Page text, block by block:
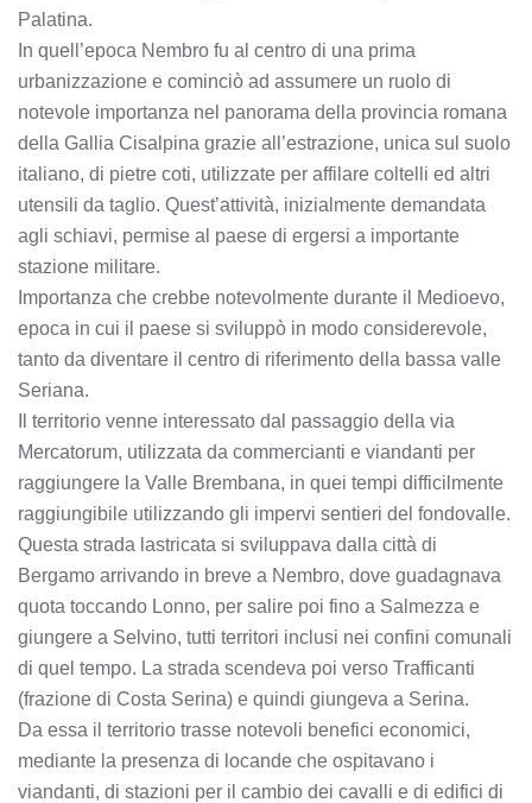
Palatina.
In quell’epoca Nembro fu al centro di una prima
urbanizzazione e cominciò ad assumere un ruolo di
notevole importanza nel panorama della provincia romana
della Gallia Cisalpina grazie all’estrazione, unica sul suolo
italiano, di pietre coti, utilizzate per affilare coltelli ed altri
utensili da taglio. Quest’attività, inizialmente demandata
agli schiavi, permise al paese di ergersi a importante
stazione militare.
Importanza che crebbe notevolmente durante il Medioevo,
epoca in cui il paese si sviluppò in modo considerevole,
tanto da diventare il centro di riferimento della bassa valle
Seriana.
Il territorio venne interessato dal passaggio della via
Mercatorum, utilizzata da commercianti e viandanti per
raggiungere la Valle Brembana, in quei tempi difficilmente
raggiungibile utilizzando gli impervi sentieri del fondovalle.
Questa strada lastricata si sviluppava dalla città di
Bergamo arrivando in breve a Nembro, dove guadagnava
quota toccando Lonno, per salire poi fino a Salmezza e
giungere a Selvino, tutti territori inclusi nei confini comunali
di quel tempo. La strada scendeva poi verso Trafficanti
(frazione di Costa Serina) e quindi giungeva a Serina.
Da essa il territorio trasse notevoli benefici economici,
mediante la presenza di locande che ospitavano i
viandanti, di stazioni per il cambio dei cavalli e di edifici di